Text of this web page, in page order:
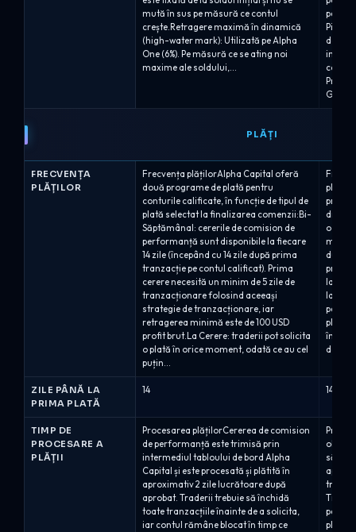
mută în sus pe măsură ce contul
crește.Retragere maximă în dinamică
(high-water mark): Utilizată pe Alpha
One (6%). Pe măsură ce se ating noi
maxime ale soldului,...
pentru
inițial
cât și
PLĂȚI
FRECVENȚA
PLĂȚILOR
Frecvența plățilorAlpha Capital oferă
două programe de plată pentru
conturile calificate, în funcție de tipul de
plată selectat la finalizarea comenzii:Bi-
Săptămânal: cererile de comision de
performanță sunt disponibile la fiecare
14 zile (începând cu 14 zile după prima
tranzacție pe contul calificat). Prima
cerere necesită un minim de 5 zile de
tranzacționare folosind aceeași
strategie de tranzacționare, iar
retragerea minimă este de 100 USD
profit brut.La Cerere: traderii pot solicita
o plată în orice moment, odată ce au cel
puțin...
plată
odată
după
la
la
pe
planul
în cont
de
ZILE PÂNĂ LA
PRIMA PLATĂ
14 14
TIMP DE
PROCESARE A
PLĂȚII
Procesarea plățilorCererea de comision
de performanță este trimisă prin
intermediul tabloului de bord Alpha
Capital și este procesată și plătită în
aproximativ 2 zile lucrătoare după
aprobat. Traderii trebuie să închidă
toate tranzacțiile înainte de a solicita,
iar contul rămâne blocat în timp ce
obicei
Timpul
pentru